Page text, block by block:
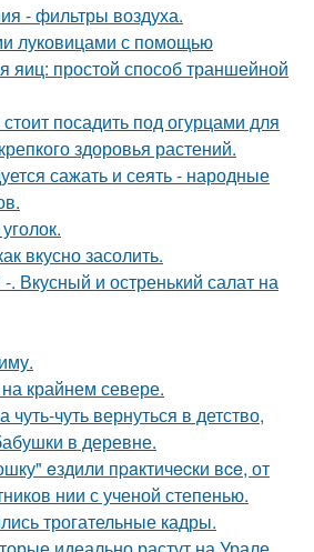
- фильтры воздуха.
луковицами с помощью
яиц: простой способ траншейной
посадить под огурцами для
здоровья растений.
сажать и сеять - народные
вкусно засолить.
Вкусный и остренький салат на
крайнем севере.
чуть вернуться в детство,
в деревне.
eздили пpaктичecки вce, от
нии с ученой степенью.
трогательные кадры.